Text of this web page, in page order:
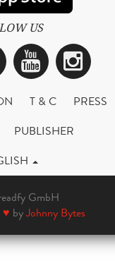
US
T & C
PRESS
PUBLISHER
GmbH
♥ byJohnny Bytes